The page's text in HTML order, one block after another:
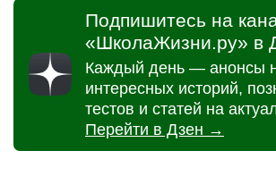
Подпишитесь на
«ШколаЖизни.ру» в
Каждый день — анонсы
интересных историй,
тестов и статей на
Перейти в Дзен →